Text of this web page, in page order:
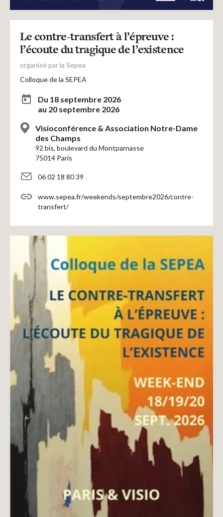
Le contre-transfert à l’épreuve :
l’écoute du tragique de l’existence
organisé par la Sepea
Colloque de la SEPEA
Du 18 septembre 2026
au 20 septembre 2026
Visioconférence & Association Notre-Dame
des Champs
92 bis, boulevard du Montparnasse
75014 Paris
06 02 18 80 39
www.sepea.fr/weekends/septembre2026/contre-
transfert/